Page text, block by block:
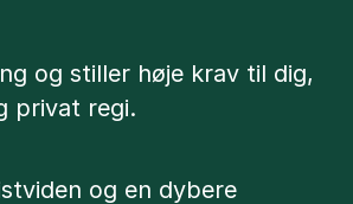
og stiller høje krav til dig,
privat regi.
og en dybere